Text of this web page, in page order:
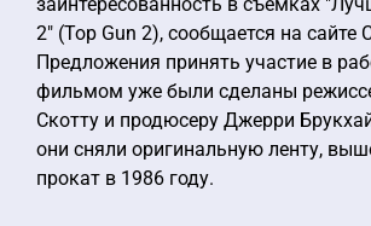
2" (Top Gun 2), сообщается на сайте
Предложения принять участие в
фильмом уже были сделаны
Скотту и продюсеру Джерри
они сняли оригинальную ленту,
прокат в 1986 году.